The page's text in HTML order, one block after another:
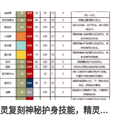
精灵复刻神秘护身技能，精灵复刻攻略